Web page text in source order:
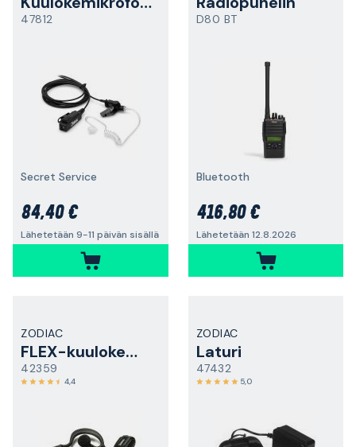
47812
Secret Service
84,40 €
Lähetetään 9-11 päivän sisällä
D80 BT
Bluetooth
416,80 €
Lähetetään 12.8.2026
ZODIAC
FLEX-kuulokemikrofoni
42359
4,4
ZODIAC
Laturi
47432
5,0